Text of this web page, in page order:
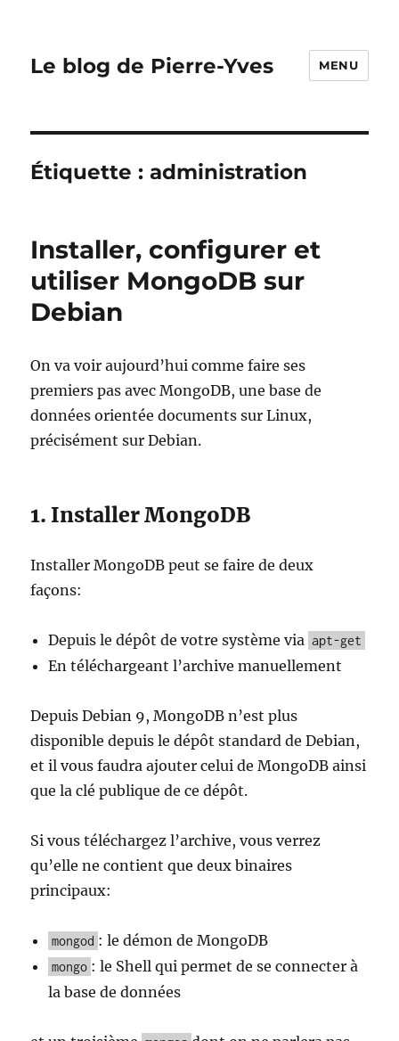
Le blog de Pierre-Yves MENU
Étiquette :administration
Installer, configurer et
utiliser MongoDB sur
Debian
On va voir aujourd’hui comme faire ses
premiers pas avec MongoDB, une base de
données orientée documents sur Linux,
précisément sur Debian.
1. Installer MongoDB
Installer MongoDB peut se faire de deux
façons:
Depuis le dépôt de votre système via apt-get
En téléchargeant l’archive manuellement
Depuis Debian 9, MongoDB n’est plus
disponible depuis le dépôt standard de Debian,
et il vous faudra ajouter celui de MongoDB ainsi
que la clé publique de ce dépôt.
Si vous téléchargez l’archive, vous verrez
qu’elle ne contient que deux binaires
principaux:
mongod : le démon de MongoDB
mongo : le Shell qui permet de se connecter à
la base de données